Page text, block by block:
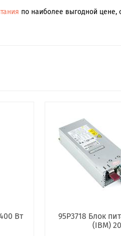
по наиболее выгодной цене,
Вт
95P3718 Блок
(IBM)